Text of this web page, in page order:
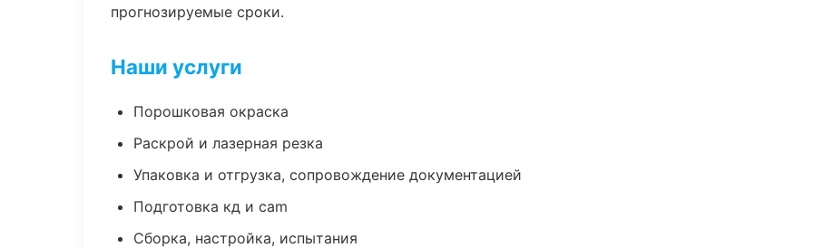
прогнозируемые сроки.
Наши услуги
Порошковая окраска
Раскрой и лазерная резка
Упаковка и отгрузка, сопровождение документацией
Подготовка кд и cam
Сборка, настройка, испытания